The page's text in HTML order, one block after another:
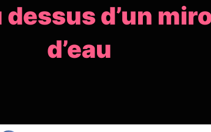
dessus d’un
d’eau